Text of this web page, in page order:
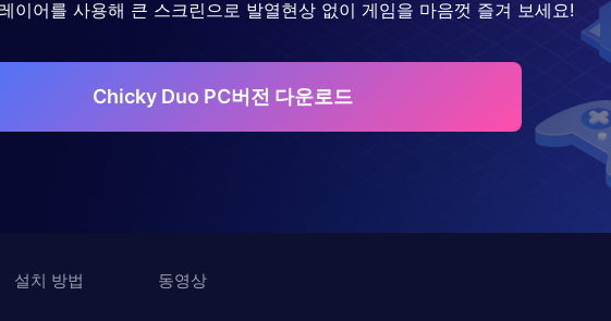
이어를 사용해 큰 스크린으로 발열현상 없이 게임을 마음껏 즐겨 보세요!
Chicky Duo PC버전 다운로드
설치 방법 동영상